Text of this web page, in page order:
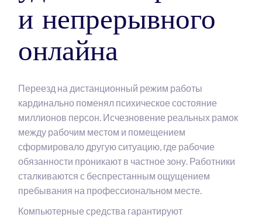
и непрерывного
онлайна
Переезд на дистанционный режим работы
кардинально поменял психическое состояние
миллионов персон. Исчезновение реальных рамок
между рабочим местом и помещением
сформировало другую ситуацию, где рабочие
обязанности проникают в частное зону. Работники
сталкиваются с беспрестанным ощущением
пребывания на профессиональном месте.
Компьютерные средства гарантируют